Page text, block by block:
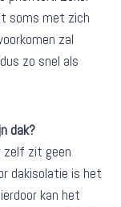
soms met zich
zal
zo snel als
dak?
zelf zit geen
dakisolatie is het
kan het